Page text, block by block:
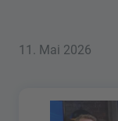
11. Mai 2026